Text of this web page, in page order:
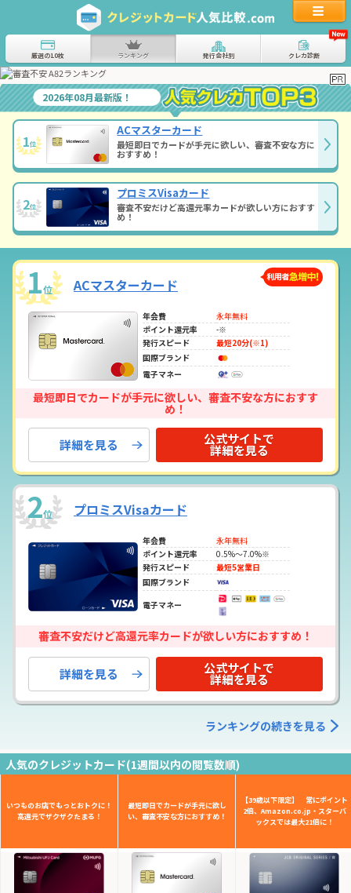
厳選の10枚 ランキング 発行会社別 クレカ診断
2026年08月最新版！
1位
ACマスターカード
最短即日でカードが手元に欲しい、審査不安な方に
おすすめ！
2位
プロミスVisaカード
審査不安だけど高還元率カードが欲しい方におすす
め！
1位 ACマスターカード
年会費
永年無料
ポイント還元率
-※
発行スピード
最短20分(※1)
国際ブランド
電子マネー
最短即日でカードが手元に欲しい、審査不安な方におすす
め！
詳細を見る 公式サイトで
詳細を見る
2位 プロミスVisaカード
年会費
永年無料
ポイント還元率
0.5%～7.0%※
発行スピード
最短5営業日
国際ブランド
電子マネー
審査不安だけど高還元率カードが欲しい方におすすめ！
詳細を見る 公式サイトで
詳細を見る
ランキングの続きを見る
人気のクレジットカード(1週間以内の閲覧数順)
いつものお店でもっとおトクに！
高還元でザクザクたまる！
最短即日でカードが手元に欲し
い、審査不安な方におすすめ！
【39歳以下限定】 常にポイント
2倍、Amazon.co.jp・スターバ
ックスでは最大21倍に！